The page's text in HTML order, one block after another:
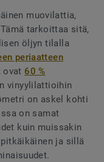
muovilattia,
tarkoittaa sitä,
öljyn tilalla
periaatteen
ovat 60 %
vinyylilattioihin
on askel kohti
on samat
kuin muissakin
ja sillä